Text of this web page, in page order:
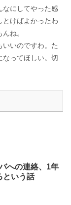
なにしてやった感
とけばよかったわ
ね。
いのですわ。た
なってほしい。切
への連絡、1年
という話